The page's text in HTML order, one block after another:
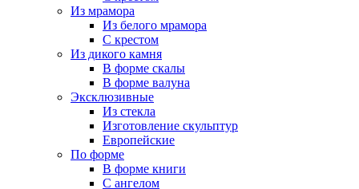
Из мрамора
Из белого мрамора
С крестом
Из дикого камня
В форме скалы
В форме валуна
Эксклюзивные
Из стекла
Изготовление скульптур
Европейские
По форме
В форме книги
С ангелом